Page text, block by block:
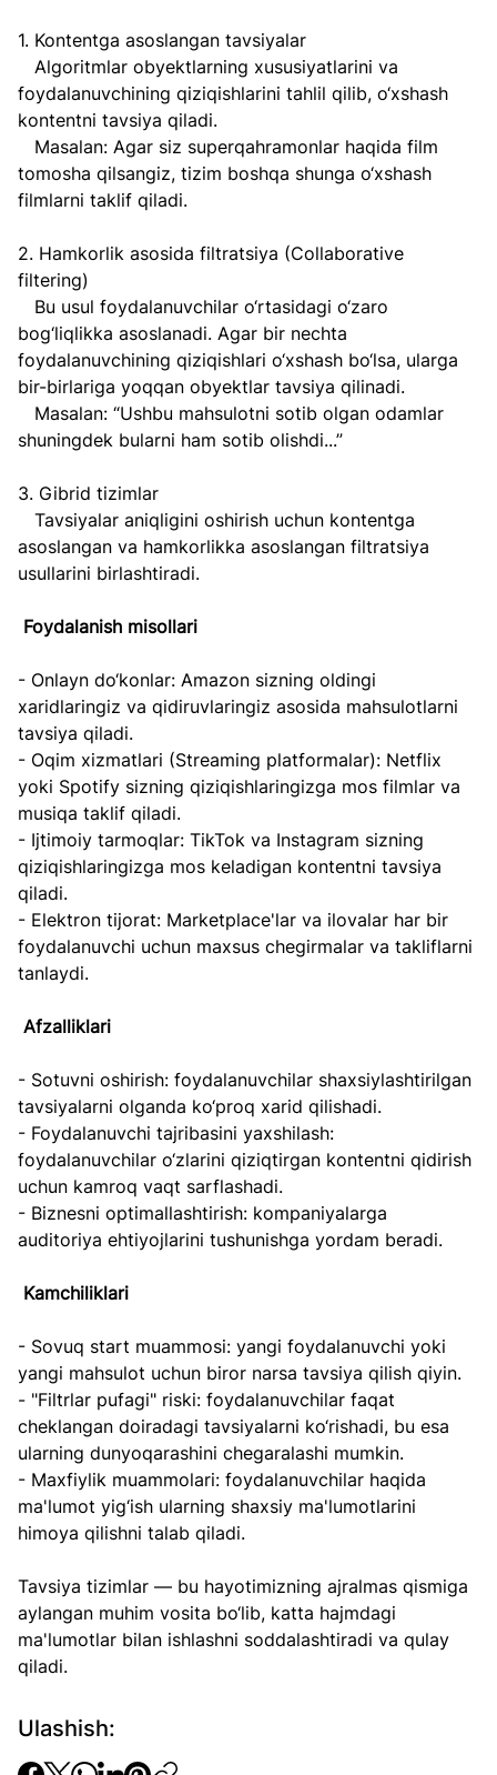
1. Kontentga asoslangan tavsiyalar
foydalanuvchining qiziqishlarini tahlil qilib, o‘xshash
kontentni tavsiya qiladi.
tomosha qilsangiz, tizim boshqa shunga o‘xshash
filmlarni taklif qiladi.
2. Hamkorlik asosida filtratsiya (Collaborative
filtering)
bog‘liqlikka asoslanadi. Agar bir nechta
foydalanuvchining qiziqishlari o‘xshash bo‘lsa, ularga
bir-birlariga yoqqan obyektlar tavsiya qilinadi.
shuningdek bularni ham sotib olishdi...”
3. Gibrid tizimlar
asoslangan va hamkorlikka asoslangan filtratsiya
usullarini birlashtiradi.
Foydalanish misollari
- Onlayn do‘konlar: Amazon sizning oldingi
xaridlaringiz va qidiruvlaringiz asosida mahsulotlarni
tavsiya qiladi.
- Oqim xizmatlari (Streaming platformalar): Netflix
yoki Spotify sizning qiziqishlaringizga mos filmlar va
musiqa taklif qiladi.
- Ijtimoiy tarmoqlar: TikTok va Instagram sizning
qiziqishlaringizga mos keladigan kontentni tavsiya
qiladi.
- Elektron tijorat: Marketplace'lar va ilovalar har bir
foydalanuvchi uchun maxsus chegirmalar va takliflarni
tanlaydi.
Afzalliklari
- Sotuvni oshirish: foydalanuvchilar shaxsiylashtirilgan
tavsiyalarni olganda ko‘proq xarid qilishadi.
- Foydalanuvchi tajribasini yaxshilash:
foydalanuvchilar o‘zlarini qiziqtirgan kontentni qidirish
uchun kamroq vaqt sarflashadi.
- Biznesni optimallashtirish: kompaniyalarga
auditoriya ehtiyojlarini tushunishga yordam beradi.
Kamchiliklari
- Sovuq start muammosi: yangi foydalanuvchi yoki
yangi mahsulot uchun biror narsa tavsiya qilish qiyin.
- "Filtrlar pufagi" riski: foydalanuvchilar faqat
cheklangan doiradagi tavsiyalarni ko‘rishadi, bu esa
ularning dunyoqarashini chegaralashi mumkin.
- Maxfiylik muammolari: foydalanuvchilar haqida
ma'lumot yig‘ish ularning shaxsiy ma'lumotlarini
himoya qilishni talab qiladi.
Tavsiya tizimlar — bu hayotimizning ajralmas qismiga
aylangan muhim vosita bo‘lib, katta hajmdagi
ma'lumotlar bilan ishlashni soddalashtiradi va qulay
qiladi.
Ulashish: